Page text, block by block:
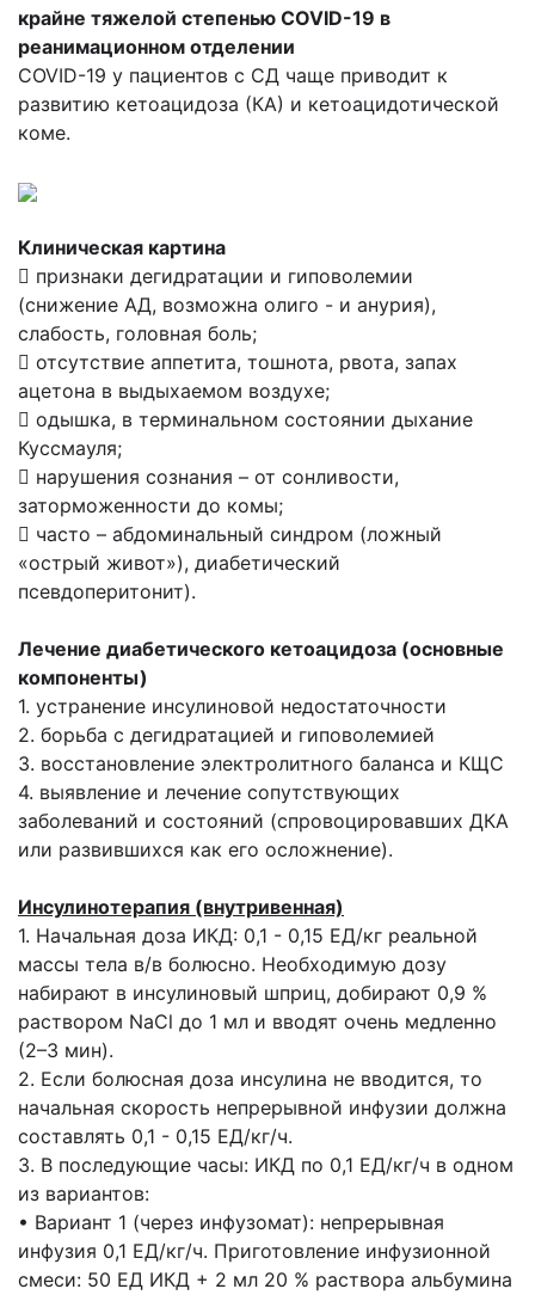
крайне тяжелой степенью COVID-19 в
реанимационном отделении
COVID-19 у пациентов с СД чаще приводит к
развитию кетоацидоза (КА) и кетоацидотической
коме.
Клиническая картина
 признаки дегидратации и гиповолемии
(снижение АД, возможна олиго - и анурия),
слабость, головная боль;
 отсутствие аппетита, тошнота, рвота, запах
ацетона в выдыхаемом воздухе;
 одышка, в терминальном состоянии дыхание
Куссмауля;
 нарушения сознания – от сонливости,
заторможенности до комы;
 часто – абдоминальный синдром (ложный
«острый живот»), диабетический
псевдоперитонит).
Лечение диабетического кетоацидоза (основные
компоненты)
1. устранение инсулиновой недостаточности
2. борьба с дегидратацией и гиповолемией
3. восстановление электролитного баланса и КЩС
4. выявление и лечение сопутствующих
заболеваний и состояний (спровоцировавших ДКА
или развившихся как его осложнение).
Инсулинотерапия (внутривенная)
1. Начальная доза ИКД: 0,1 - 0,15 ЕД/кг реальной
массы тела в/в болюсно. Необходимую дозу
набирают в инсулиновый шприц, добирают 0,9 %
раствором NaCl до 1 мл и вводят очень медленно
(2–3 мин).
2. Если болюсная доза инсулина не вводится, то
начальная скорость непрерывной инфузии должна
составлять 0,1 - 0,15 ЕД/кг/ч.
3. В последующие часы: ИКД по 0,1 ЕД/кг/ч в одном
из вариантов:
• Вариант 1 (через инфузомат): непрерывная
инфузия 0,1 ЕД/кг/ч. Приготовление инфузионной
смеси: 50 ЕД ИКД + 2 мл 20 % раствора альбумина